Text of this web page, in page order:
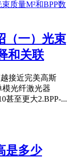
（一）光束
和关联
接近完美高斯
模光纤激光器
甚至更大2.BPP-...
是多少